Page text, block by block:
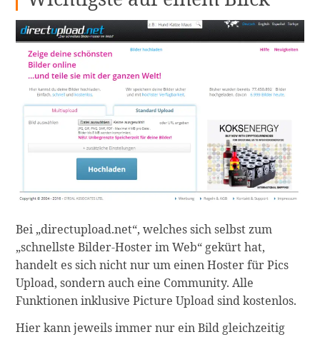
Bei „directupload.net“, welches sich selbst zum
„schnellste Bilder-Hoster im Web“ gekürt hat,
handelt es sich nicht nur um einen Hoster für Pics
Upload, sondern auch eine Community. Alle
Funktionen inklusive Picture Upload sind kostenlos.
Hier kann jeweils immer nur ein Bild gleichzeitig